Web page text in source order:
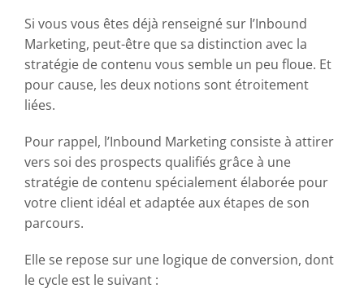
Si vous vous êtes déjà renseigné sur l’Inbound
Marketing, peut-être que sa distinction avec la
stratégie de contenu vous semble un peu floue. Et
pour cause, les deux notions sont étroitement
liées.
Pour rappel, l’Inbound Marketing consiste à attirer
vers soi des prospects qualifiés grâce à une
stratégie de contenu spécialement élaborée pour
votre client idéal et adaptée aux étapes de son
parcours.
Elle se repose sur une logique de conversion, dont
le cycle est le suivant :